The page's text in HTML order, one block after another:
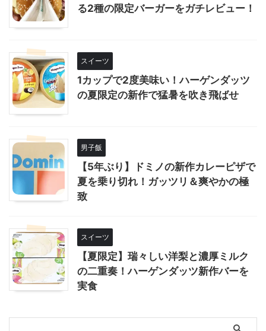
る2種の限定バーガーをガチレビュー！
スイーツ
1カップで2度美味い！ハーゲンダッツ
の夏限定の新作で猛暑を吹き飛ばせ
男子飯
【5年ぶり】ドミノの新作カレーピザで
夏を乗り切れ！ガッツリ＆爽やかの極
致
スイーツ
【夏限定】瑞々しい洋梨と濃厚ミルク
の二重奏！ハーゲンダッツ新作バーを
実食